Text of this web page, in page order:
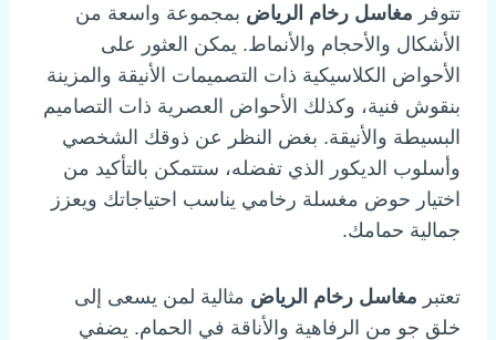
تتوفر مغاسل رخام الرياض بمجموعة واسعة من
الأشكال والأحجام والأنماط. يمكن العثور على
الأحواض الكلاسيكية ذات التصميمات الأنيقة والمزينة
بنقوش فنية، وكذلك الأحواض العصرية ذات التصاميم
البسيطة والأنيقة. بغض النظر عن ذوقك الشخصي
وأسلوب الديكور الذي تفضله، ستتمكن بالتأكيد من
اختيار حوض مغسلة رخامي يناسب احتياجاتك ويعزز
جمالية حمامك.
تعتبر مغاسل رخام الرياض مثالية لمن يسعى إلى
خلق جو من الرفاهية والأناقة في الحمام. يضفي